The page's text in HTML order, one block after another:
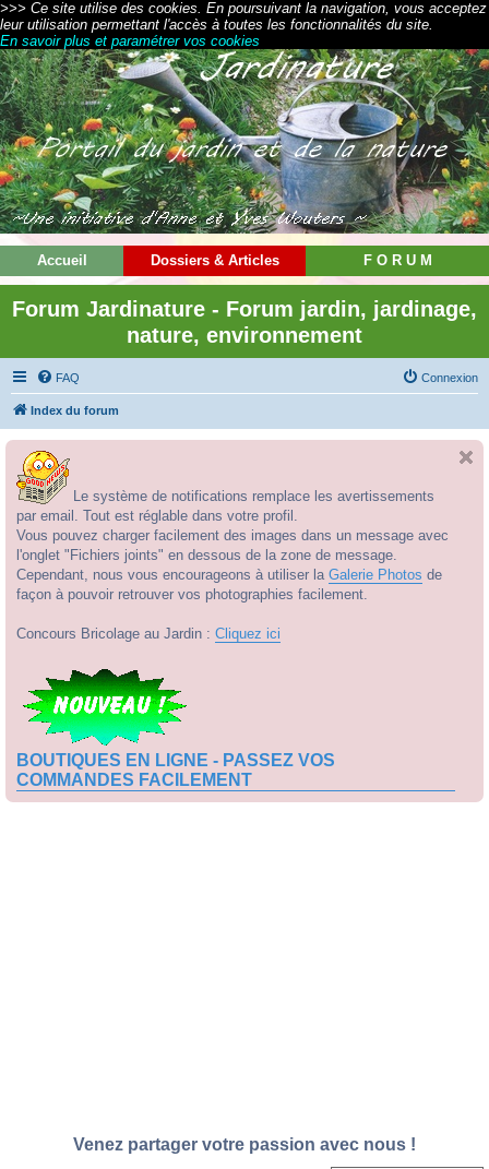
>>> Ce site utilise des cookies. En poursuivant la navigation, vous acceptez
leur utilisation permettant l'accès à toutes les fonctionnalités du site.
En savoir plus et paramétrer vos cookies
Accueil Dossiers & Articles F O R U M
Forum Jardinature - Forum jardin, jardinage,
nature, environnement
FAQ Connexion
Index du forum
Le système de notifications remplace les avertissements
par email. Tout est réglable dans votre profil.
Vous pouvez charger facilement des images dans un message avec
l'onglet "Fichiers joints" en dessous de la zone de message.
Cependant, nous vous encourageons à utiliser la Galerie Photos de
façon à pouvoir retrouver vos photographies facilement.
Concours Bricolage au Jardin : Cliquez ici
BOUTIQUES EN LIGNE - PASSEZ VOS
COMMANDES FACILEMENT
Venez partager votre passion avec nous !